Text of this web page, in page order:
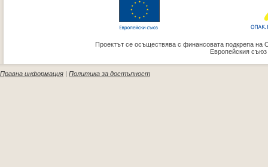
Проектът се осъществява с финансовата подкрепа на
Европейския
Правна информация | Политика за достъпност